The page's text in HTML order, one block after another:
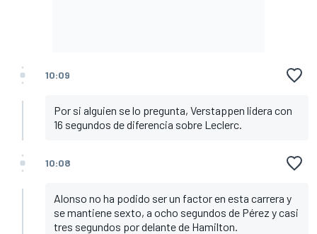
10:09
Por si alguien se lo pregunta, Verstappen lidera con
16 segundos de diferencia sobre Leclerc.
10:08
Alonso no ha podido ser un factor en esta carrera y
se mantiene sexto, a ocho segundos de Pérez y casi
tres segundos por delante de Hamilton.